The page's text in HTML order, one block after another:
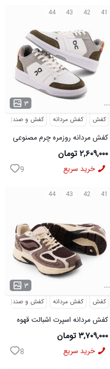
41
42
43
44
۳ ...
کفش کفش مردانه کفش و صندل
کفش مردانه روزمره چرم مصنوعی
50919
۲,۶۰۹,۰۰۰ تومان
خرید سریع 9
41
42
43
44
۳ ...
کفش کفش مردانه کفش و صندل
کفش مردانه اسپرت اشبالت قهوه
ای Saucony مدل 50786
۳,۷۰۹,۰۰۰ تومان
خرید سریع 8